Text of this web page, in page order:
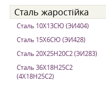
Сталь жаростійка
Сталь 10Х13СЮ (ЭИ404)
Сталь 15Х6СЮ (ЭИ428)
Сталь 20Х25Н20С2 (ЭИ283)
Сталь 36Х18Н25С2
(4Х18Н25С2)